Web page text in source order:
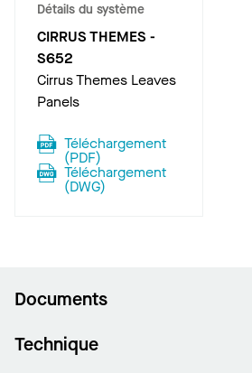
Détails du système
CIRRUS THEMES -
S652
Cirrus Themes Leaves
Panels
Téléchargement
(PDF)
Téléchargement
(DWG)
Documents
Technique